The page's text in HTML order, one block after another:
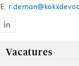
E:
Vacatures